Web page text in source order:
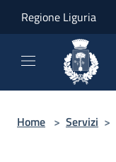
Regione Liguria
Home > Servizi >